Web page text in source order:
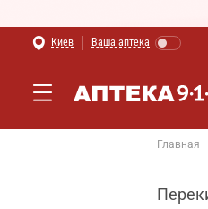
Киев Ваша аптека
Главная